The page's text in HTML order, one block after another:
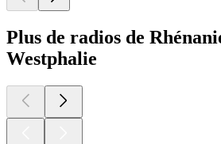
Plus de radios de
Westphalie